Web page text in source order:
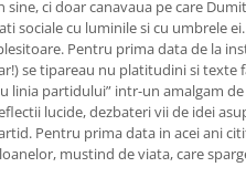
ci doar canavaua pe care
sociale cu luminile si cu umbrele
Pentru prima data de la
se tipareau nu platitudini si texte
linia partidului” intr-un amalgam
lucide, dezbateri vii de idei
Pentru prima data in acei ani
mustind de viata, care